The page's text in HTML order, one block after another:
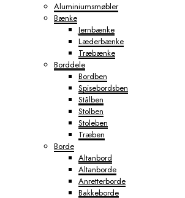
Aluminiumsmøbler
Bænke
Jernbænke
Læderbænke
Træbænke
Borddele
Bordben
Spisebordsben
Stålben
Stolben
Stoleben
Træben
Borde
Altanbord
Altanborde
Anretterborde
Bakkeborde